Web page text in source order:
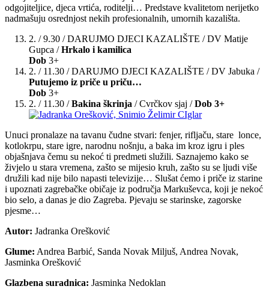
odgojiteljice, djeca vrtića, roditelji… Predstave kvalitetom nerijetko
nadmašuju osrednjost nekih profesionalnih, umornih kazališta.
2. / 9.30 / DARUJMO DJECI KAZALIŠTE / DV Matije
Gupca /Hrkalo i kamilica
Dob 3+
2. / 11.30 / DARUJMO DJECI KAZALIŠTE / DV Jabuka /
Putujemo iz priče u priču…
Dob 3+
2. / 11.30 /Bakina škrinja / Cvrčkov sjaj /Dob 3+
Unuci pronalaze na tavanu čudne stvari: fenjer, rifljaču, stare lonce,
kotlokrpu, stare igre, narodnu nošnju, a baka im kroz igru i ples
objašnjava čemu su nekoć ti predmeti služili. Saznajemo kako se
živjelo u stara vremena, zašto se mijesio kruh, zašto su se ljudi više
družili kad nije bilo napasti televizije… Slušat ćemo i priče iz starine
i upoznati zagrebačke običaje iz područja Markuševca, koji je nekoć
bio selo, a danas je dio Zagreba. Pjevaju se starinske, zagorske
pjesme…
Autor: Jadranka Orešković
Glume: Andrea Barbić, Sanda Novak Miljuš, Andrea Novak,
Jasminka Orešković
Glazbena suradnica: Jasminka Nedoklan